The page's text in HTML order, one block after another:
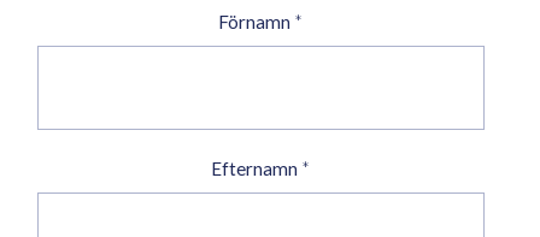
Förnamn *
Efternamn *